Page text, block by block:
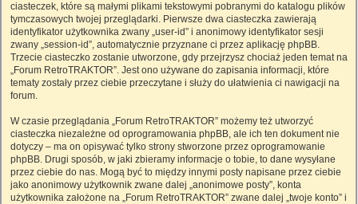
ciasteczek, które są małymi plikami tekstowymi pobranymi do katalogu plików
tymczasowych twojej przeglądarki. Pierwsze dwa ciasteczka zawierają
identyfikator użytkownika zwany „user-id” i anonimowy identyfikator sesji
zwany „session-id”, automatycznie przyznane ci przez aplikację phpBB.
Trzecie ciasteczko zostanie utworzone, gdy przejrzysz chociaż jeden temat na
„Forum RetroTRAKTOR”. Jest ono używane do zapisania informacji, które
tematy zostały przez ciebie przeczytane i służy do ułatwienia ci nawigacji na
forum.
W czasie przeglądania „Forum RetroTRAKTOR” możemy też utworzyć
ciasteczka niezależne od oprogramowania phpBB, ale ich ten dokument nie
dotyczy – ma on opisywać tylko strony stworzone przez oprogramowanie
phpBB. Drugi sposób, w jaki zbieramy informacje o tobie, to dane wysyłane
przez ciebie do nas. Mogą być to między innymi posty napisane przez ciebie
jako anonimowy użytkownik zwane dalej „anonimowe posty”, konta
użytkownika założone na „Forum RetroTRAKTOR” zwane dalej „twoje konto” i